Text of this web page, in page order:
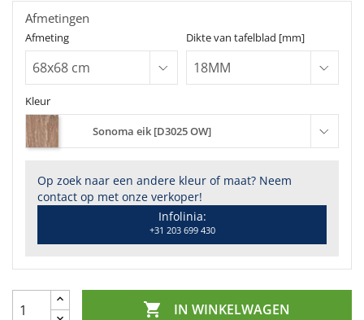
Kleur
Sonoma eik [D3025 OW]
Op zoek naar een andere kleur of maat? Neem
contact op met onze verkoper!
Infolinia:
+31 203 699 430
Afmeting Dikte van tafelblad [mm]
Afmetingen
 IN WINKELWAGEN